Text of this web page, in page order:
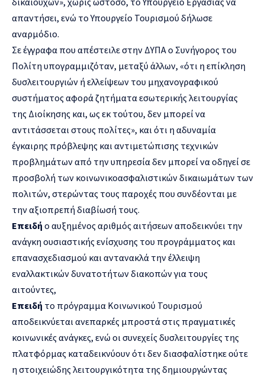
απαντήσει, ενώ το Υπουργείο Τουρισμού δήλωσε
αναρμόδιο.
Σε έγγραφα που απέστειλε στην ΔΥΠΑ ο Συνήγορος του
Πολίτη υπογραμμιζόταν, μεταξύ άλλων, «ότι η επίκληση
δυσλειτουργιών ή ελλείψεων του μηχανογραφικού
συστήματος αφορά ζητήματα εσωτερικής λειτουργίας
της Διοίκησης και, ως εκ τούτου, δεν μπορεί να
αντιτάσσεται στους πολίτες», και ότι η αδυναμία
έγκαιρης πρόβλεψης και αντιμετώπισης τεχνικών
προβλημάτων από την υπηρεσία δεν μπορεί να οδηγεί σε
προσβολή των κοινωνικοασφαλιστικών δικαιωμάτων των
πολιτών, στερώντας τους παροχές που συνδέονται με
την αξιοπρεπή διαβίωσή τους.
Επειδή ο αυξημένος αριθμός αιτήσεων αποδεικνύει την
ανάγκη ουσιαστικής ενίσχυσης του προγράμματος και
επανασχεδιασμού και αντανακλά την έλλειψη
εναλλακτικών δυνατοτήτων διακοπών για τους
αιτούντες,
Επειδή το πρόγραμμα Κοινωνικού Τουρισμού
αποδεικνύεται ανεπαρκές μπροστά στις πραγματικές
κοινωνικές ανάγκες, ενώ οι συνεχείς δυσλειτουργίες της
πλατφόρμας καταδεικνύουν ότι δεν διασφαλίστηκε ούτε
η στοιχειώδης λειτουργικότητα της δημιουργώντας